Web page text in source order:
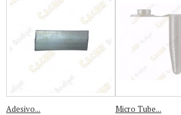
Adesivo...
Micro Tube...